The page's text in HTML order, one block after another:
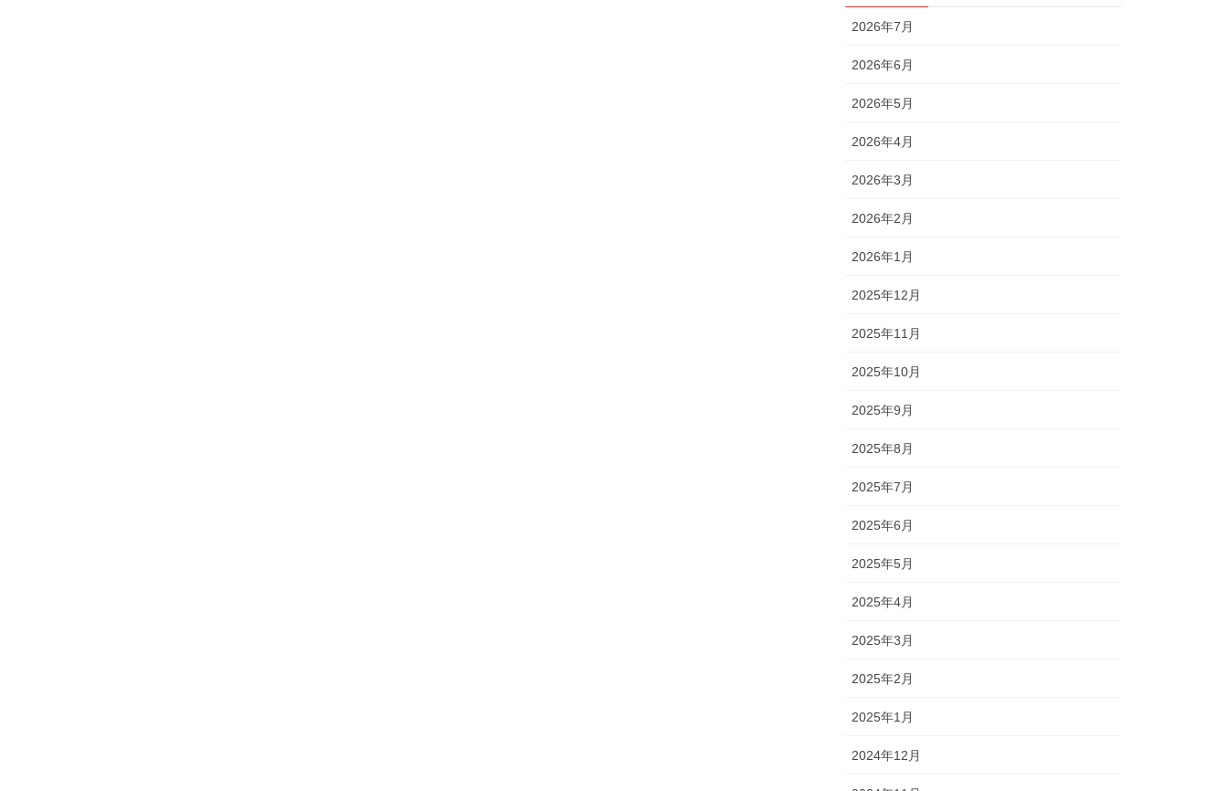
2026年7月
2026年6月
2026年5月
2026年4月
2026年3月
2026年2月
2026年1月
2025年12月
2025年11月
2025年10月
2025年9月
2025年8月
2025年7月
2025年6月
2025年5月
2025年4月
2025年3月
2025年2月
2025年1月
2024年12月